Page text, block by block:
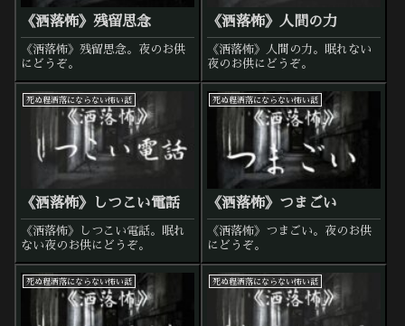
《洒落怖》残留思念
《洒落怖》残留思念。夜のお供
にどうぞ。
《洒落怖》人間の力
《洒落怖》人間の力。眠れない
夜のお供にどうぞ。
死ぬ程洒落にならない怖い話
《洒落怖》しつこい電話
《洒落怖》しつこい電話。眠れ
ない夜のお供にどうぞ。
死ぬ程洒落にならない怖い話
《洒落怖》つまごい
《洒落怖》つまごい。夜のお供
にどうぞ。
死ぬ程洒落にならない怖い話 死ぬ程洒落にならない怖い話